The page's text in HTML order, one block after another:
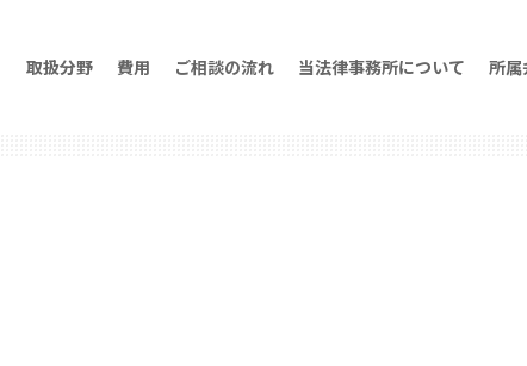
取扱分野 費用 ご相談の流れ 当法律事務所について 所属